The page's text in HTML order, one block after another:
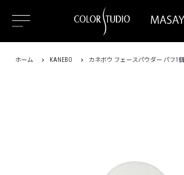
ホーム KANEBO カネボウ フェースパウダー パフ1個